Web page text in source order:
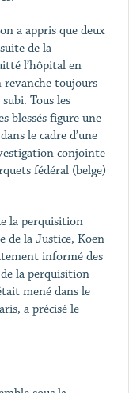
a appris que deux
de la
l’hôpital en
revanche toujours
Tous les
blessés figure une
le cadre d’une
conjointe
fédéral (belge)
la perquisition
de la Justice, Koen
informé des
de la perquisition
mené dans le
a précisé le